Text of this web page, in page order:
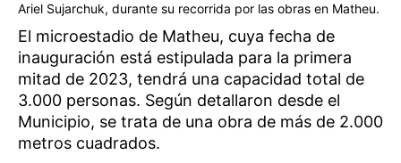
Ariel Sujarchuk, durante su recorrida por las obras en Matheu.
El microestadio de Matheu, cuya fecha de
inauguración está estipulada para la primera
mitad de 2023, tendrá una capacidad total de
3.000 personas. Según detallaron desde el
Municipio, se trata de una obra de más de 2.000
metros cuadrados.